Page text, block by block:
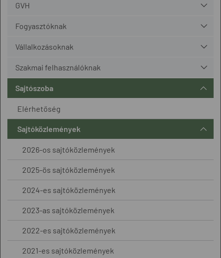
GVH
Fogyasztóknak
Vállalkozásoknak
Szakmai felhasználóknak
Sajtószoba
Elérhetőség
Sajtóközlemények
2026-os sajtóközlemények
2025-ös sajtóközlemények
2024-es sajtóközlemények
2023-as sajtóközlemények
2022-es sajtóközlemények
2021-es sajtóközlemények